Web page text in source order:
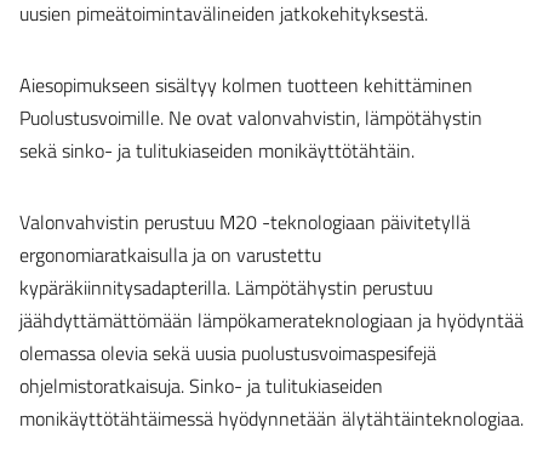
uusien pimeätoimintavälineiden jatkokehityksestä.
Aiesopimukseen sisältyy kolmen tuotteen kehittäminen
Puolustusvoimille. Ne ovat valonvahvistin, lämpötähystin
sekä sinko- ja tulitukiaseiden monikäyttötähtäin.
Valonvahvistin perustuu M20 -teknologiaan päivitetyllä
ergonomiaratkaisulla ja on varustettu
kypäräkiinnitysadapterilla. Lämpötähystin perustuu
jäähdyttämättömään lämpökamerateknologiaan ja hyödyntää
olemassa olevia sekä uusia puolustusvoimaspesifejä
ohjelmistoratkaisuja. Sinko- ja tulitukiaseiden
monikäyttötähtäimessä hyödynnetään älytähtäinteknologiaa.